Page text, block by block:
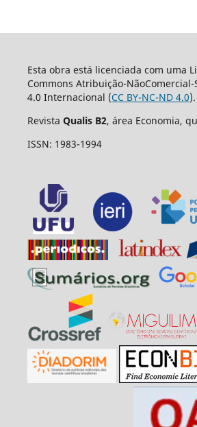
Esta obra está licenciada com uma
Commons Atribuição-NãoComercial-
4.0 Internacional (CC BY-NC-ND 4.0).
Revista Qualis B2, área Economia,
ISSN: 1983-1994